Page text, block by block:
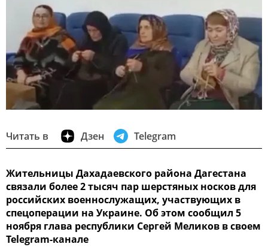
Читать в Дзен Telegram
Жительницы Дахадаевского района Дагестана
связали более 2 тысяч пар шерстяных носков для
российских военнослужащих, участвующих в
спецоперации на Украине. Об этом сообщил 5
ноября глава республики Сергей Меликов в своем
Telegram-канале